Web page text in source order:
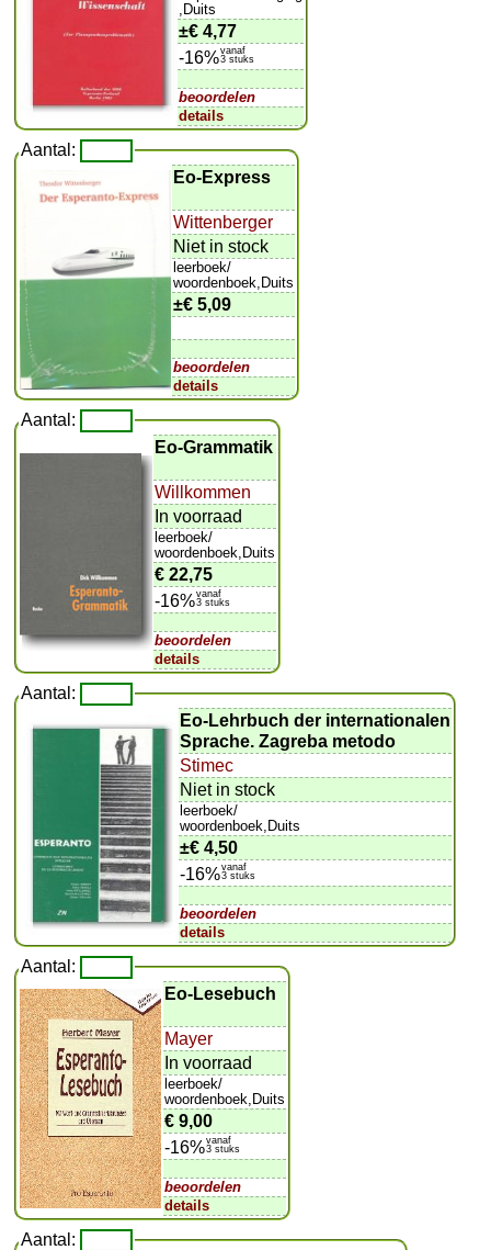
,Duits
±€ 4,77
-16%vanaf
3 stuks
beoordelen
details
Aantal:
Eo-Express
Wittenberger
Niet in stock
leerboek/
woordenboek,Duits
±€ 5,09
beoordelen
details
Aantal:
Eo-Grammatik
Willkommen
In voorraad
leerboek/
woordenboek,Duits
€ 22,75
-16%vanaf
3 stuks
beoordelen
details
Aantal:
Eo-Lehrbuch der internationalen
Sprache. Zagreba metodo
Stimec
Niet in stock
leerboek/
woordenboek,Duits
±€ 4,50
-16%vanaf
3 stuks
beoordelen
details
Aantal:
Eo-Lesebuch
Mayer
In voorraad
leerboek/
woordenboek,Duits
€ 9,00
-16%vanaf
3 stuks
beoordelen
details
Aantal: